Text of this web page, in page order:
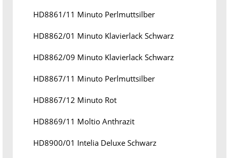
HD8861/11 Minuto Perlmuttsilber
HD8862/01 Minuto Klavierlack Schwarz
HD8862/09 Minuto Klavierlack Schwarz
HD8867/11 Minuto Perlmuttsilber
HD8867/12 Minuto Rot
HD8869/11 Moltio Anthrazit
HD8900/01 Intelia Deluxe Schwarz